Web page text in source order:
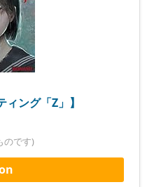
ング「Z」】
のです)